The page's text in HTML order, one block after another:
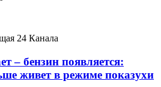
24 Канала
– бензин появляется:
живет в режиме показухи